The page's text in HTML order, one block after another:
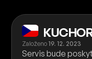
Založeno19. 12. 2023
Servis bude